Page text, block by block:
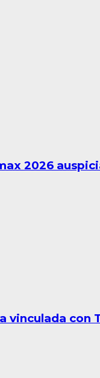
2026
vinculada con